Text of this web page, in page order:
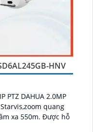
HNV
PTZ DAHUA 2.0MP
quang
xa 550m. Được hỗ